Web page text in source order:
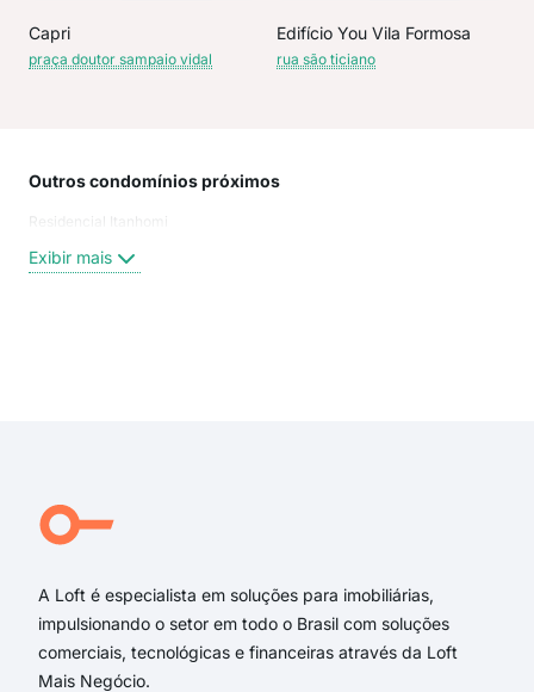
Capri
praça doutor sampaio vidal
Edifício You Vila Formosa
rua são ticiano
Outros condomínios próximos
Residencial Itanhomi
Exibir mais
A Loft é especialista em soluções para imobiliárias,
impulsionando o setor em todo o Brasil com soluções
comerciais, tecnológicas e financeiras através da Loft
Mais Negócio.